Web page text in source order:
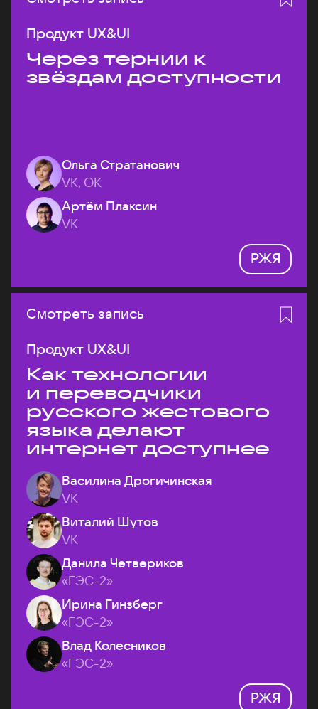
Продукт UX&UI
Через тернии к
звёздам доступности
Ольга Стратанович
VK, ОК
Артём Плаксин
VK
РЖЯ
Смотреть запись
Продукт UX&UI
Как технологии
и переводчики
русского жестового
языка делают
интернет доступнее
Василина Дрогичинская
VK
Виталий Шутов
VK
Данила Четвериков
«ГЭС-2»
Ирина Гинзберг
«ГЭС-2»
Влад Колесников
«ГЭС-2»
РЖЯ